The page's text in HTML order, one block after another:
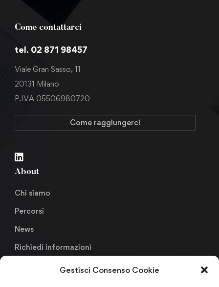
Gestisci Consenso Cookie
Come contattarci
tel. 02 871 98457
Viale Gran Sasso, 11
20131 Milano
P.IVA 05506980720
Come raggiungerci
About
Chi siamo
Percorsi
News
Richiedi informazioni